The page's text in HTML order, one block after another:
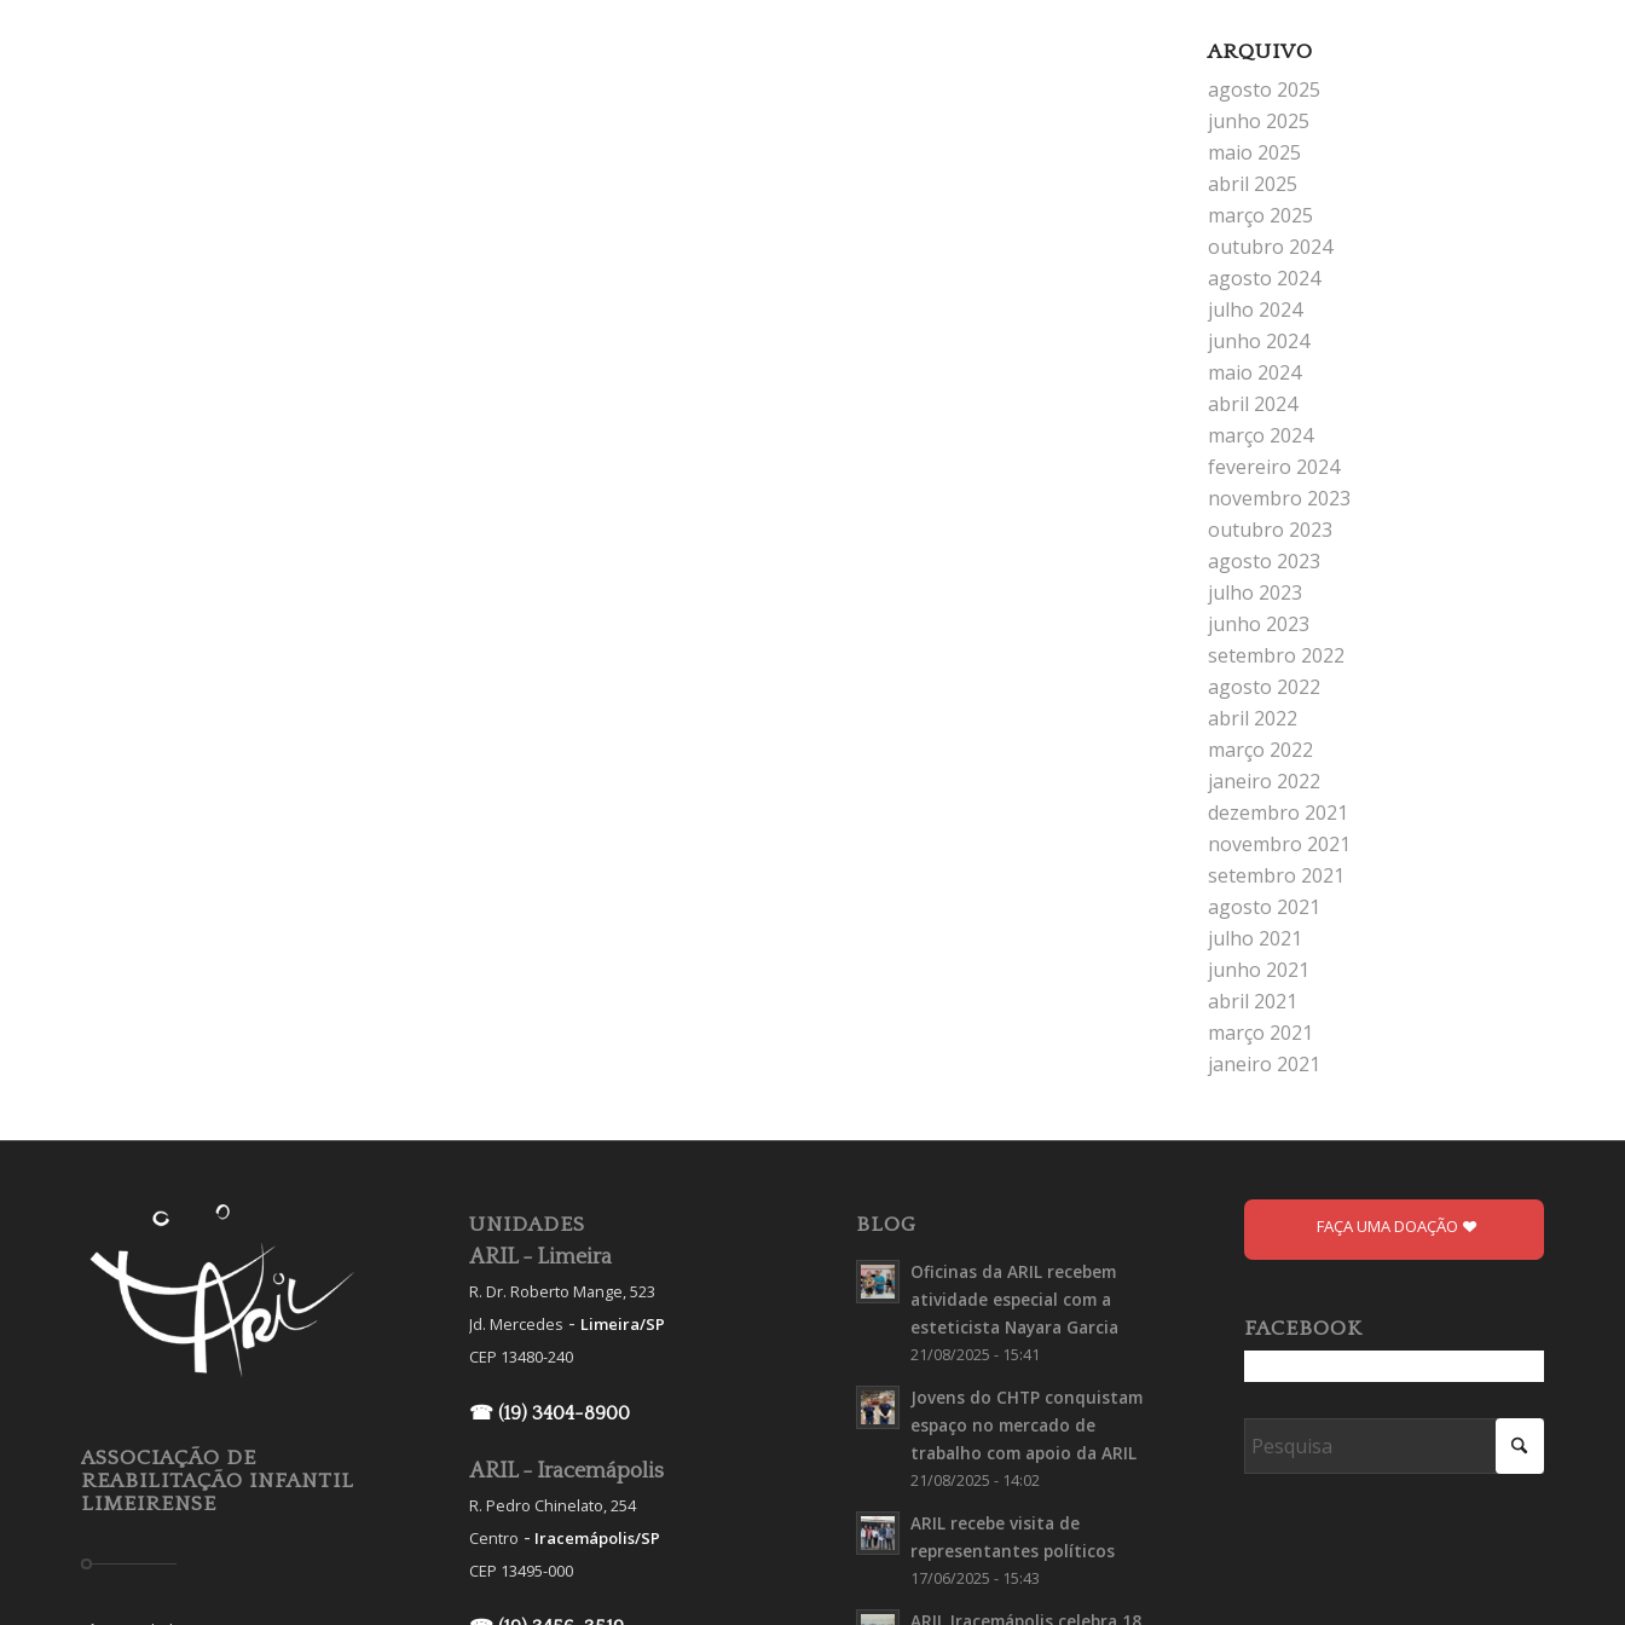
ARQUIVO
agosto 2025
junho 2025
maio 2025
abril 2025
março 2025
outubro 2024
agosto 2024
julho 2024
junho 2024
maio 2024
abril 2024
março 2024
fevereiro 2024
novembro 2023
outubro 2023
agosto 2023
julho 2023
junho 2023
setembro 2022
agosto 2022
abril 2022
março 2022
janeiro 2022
dezembro 2021
novembro 2021
setembro 2021
agosto 2021
julho 2021
junho 2021
abril 2021
março 2021
janeiro 2021
ASSOCIAÇÃO DE
REABILITAÇÃO INFANTIL
LIMEIRENSE
UNIDADES
ARIL - Limeira
R. Dr. Roberto Mange, 523
Jd. Mercedes - Limeira/SP
CEP 13480-240
☎ (19) 3404-8900
ARIL - Iracemápolis
R. Pedro Chinelato, 254
Centro - Iracemápolis/SP
CEP 13495-000
BLOG
Oficinas da ARIL recebem
atividade especial com a
esteticista Nayara Garcia
21/08/2025 - 15:41
Jovens do CHTP conquistam
espaço no mercado de
trabalho com apoio da ARIL
21/08/2025 - 14:02
ARIL recebe visita de
representantes políticos
17/06/2025 - 15:43
FAÇA UMA DOAÇÃO
FACEBOOK